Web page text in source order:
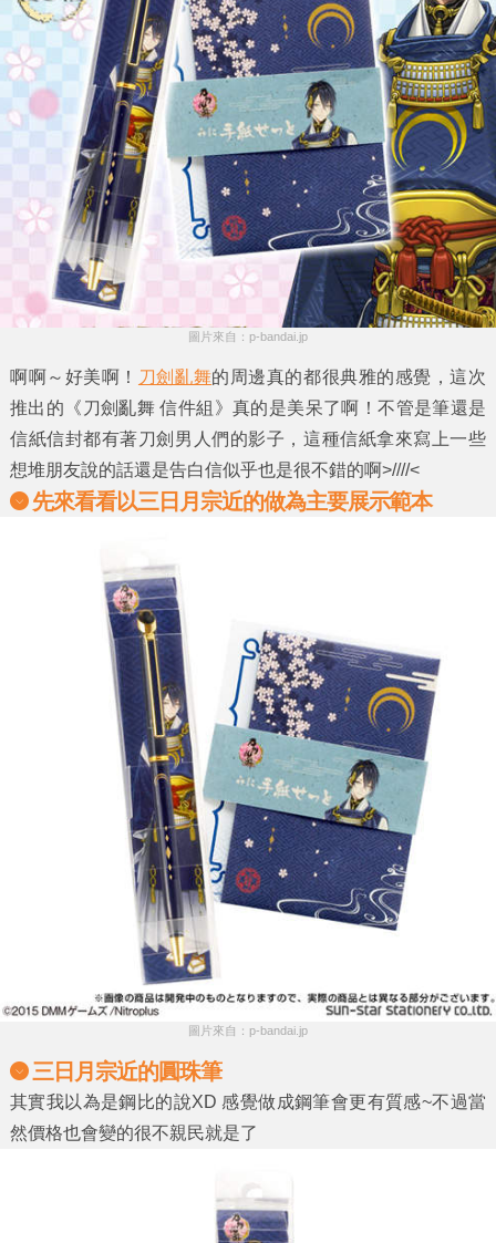
圖片來自：p-bandai.jp
啊啊～好美啊！ 刀劍亂舞的周邊真的都很典雅的感覺，這次
推出的《 刀劍亂舞 信件組 》真的是美呆了啊！不管是筆還是
信紙信封都有著刀劍男人們的影子，這種信紙拿來寫上一些
想堆朋友說的話還是告白信似乎也是很不錯的啊>////<
先來看看以三日月宗近的做為主要展示範本
圖片來自：p-bandai.jp
三日月宗近的圓珠筆
其實我以為是鋼比的說XD 感覺做成鋼筆會更有質感~不過當
然價格也會變的很不親民就是了